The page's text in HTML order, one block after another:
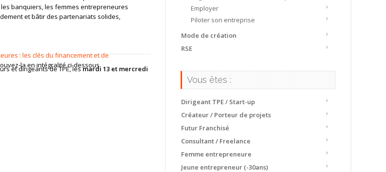
banquiers, les femmes entrepreneures
et bâtir des partenariats solides,
: les clés du financement et de
la en intégralité ci-dessous.
et dirigeants de TPE, lesmardi 13 et mercredi
Employer
Piloter son entreprise
Mode de création
RSE
Vous êtes :
Dirigeant TPE / Start-up
Créateur / Porteur de projets
Futur Franchisé
Consultant / Freelance
Femme entrepreneure
Jeune entrepreneur (-30ans)